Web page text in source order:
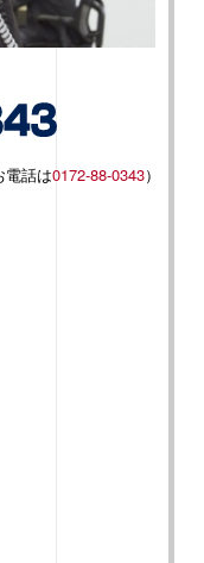
電話は0172-88-0343）